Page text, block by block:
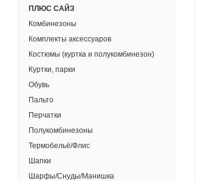
ПЛЮС САЙЗ
Комбинезоны
Комплекты аксессуаров
Костюмы (куртка и полукомбинезон)
Куртки, парки
Обувь
Пальто
Перчатки
Полукомбинезоны
Термобельё/Флис
Шапки
Шарфы/Снуды/Манишка